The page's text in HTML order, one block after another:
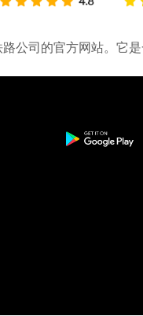
公司的官方网站。它